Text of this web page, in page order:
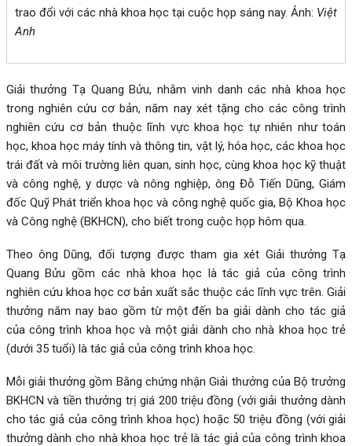
trao đổi với các nhà khoa học tại cuộc họp sáng nay. Ảnh: Việt
Anh
Giải thưởng Tạ Quang Bửu, nhằm vinh danh các nhà khoa học
trong nghiên cứu cơ bản, năm nay xét tặng cho các công trình
nghiên cứu cơ bản thuộc lĩnh vực khoa học tự nhiên như toán
học, khoa học máy tính và thông tin, vật lý, hóa học, các khoa học
trái đất và môi trường liên quan, sinh học, cùng khoa học kỹ thuật
và công nghệ, y dược và nông nghiệp, ông Đỗ Tiến Dũng, Giám
đốc Quỹ Phát triển khoa học và công nghệ quốc gia, Bộ Khoa học
và Công nghệ (BKHCN), cho biết trong cuộc họp hôm qua.
Theo ông Dũng, đối tượng được tham gia xét Giải thưởng Tạ
Quang Bửu gồm các nhà khoa học là tác giả của công trình
nghiên cứu khoa học cơ bản xuất sắc thuộc các lĩnh vực trên. Giải
thưởng năm nay bao gồm từ một đến ba giải dành cho tác giả
của công trình khoa học và một giải dành cho nhà khoa học trẻ
(dưới 35 tuổi) là tác giả của công trình khoa học.
Mỗi giải thưởng gồm Bằng chứng nhận Giải thưởng của Bộ trưởng
BKHCN và tiền thưởng trị giá 200 triệu đồng (với giải thưởng dành
cho tác giả của công trình khoa học) hoặc 50 triệu đồng (với giải
thưởng dành cho nhà khoa học trẻ là tác giả của công trình khoa